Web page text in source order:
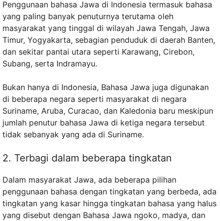
Penggunaan bahasa Jawa di Indonesia termasuk bahasa
yang paling banyak penuturnya terutama oleh
masyarakat yang tinggal di wilayah Jawa Tengah, Jawa
Timur, Yogyakarta, sebagian penduduk di daerah Banten,
dan sekitar pantai utara seperti Karawang, Cirebon,
Subang, serta Indramayu.
Bukan hanya di Indonesia, Bahasa Jawa juga digunakan
di beberapa negara seperti masyarakat di negara
Suriname, Aruba, Curacao, dan Kaledonia baru meskipun
jumlah penutur bahasa Jawa di ketiga negara tersebut
tidak sebanyak yang ada di Suriname.
2. Terbagi dalam beberapa tingkatan
Dalam masyarakat Jawa, ada beberapa pilihan
penggunaan bahasa dengan tingkatan yang berbeda, ada
tingkatan yang kasar hingga tingkatan bahasa yang halus
yang disebut dengan Bahasa Jawa ngoko, madya, dan